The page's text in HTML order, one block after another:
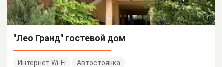
"Лео Гранд" гостевой дом
Интернет Wi-Fi
Автостоянка